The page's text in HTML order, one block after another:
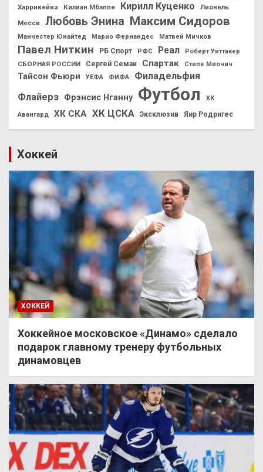
Харрикейнз
Килиан Мбаппе Кирилл Куценко
Лионель
Месси
Любовь Энина Максим Сидоров
Манчестер Юнайтед Марио Фернандес Матвей Мичков
Павел Ниткин РБ Спорт РФС Реал Роберт Уиттакер
СБОРНАЯ РОССИИ Сергей Семак Спартак Стипе Миочич
Тайсон Фьюри УЕФА ФИФА
Филадельфия
Флайерз Фрэнсис Нганну Футбол ХК
Авангард ХК СКА ХК ЦСКА Эксклюзив Яир Родригес
Хоккей
ХОККЕЙ
Хоккейное московское «Динамо» сделало
подарок главному тренеру футбольных
динамовцев